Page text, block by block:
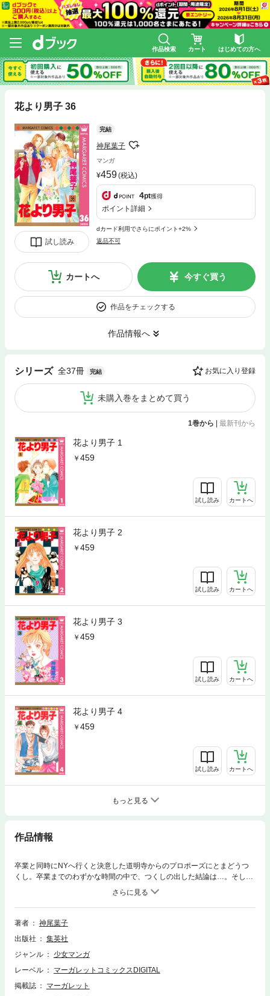
作品検索 カート はじめての方へ
花より男子 36
試し読み
完結
神尾葉子
マンガ
459(税込)
4pt獲得
ポイント詳細
dカード利用でさらにポイント+2%
返品不可
カートへ 今すぐ買う
作品をチェックする
作品情報へ
シリーズ 全37冊 完結 お気に入り登録
未購入巻をまとめて買う
1巻から 最新刊から
花より男子 1
459
試し読み カートへ
花より男子 2
459
試し読み カートへ
花より男子 3
459
試し読み カートへ
花より男子 4
459
試し読み カートへ
もっと見る
作品情報
卒業と同時にNYへ行くと決意した道明寺からのプロポーズにとまどうつ
くし。卒業までのわずかな時間の中で、つくしの出した結論は…。そして
著者
神尾葉子
出版社
集英社
ジャンル
少女マンガ
レーベル
マーガレットコミックスDIGITAL
掲載誌
マーガレット